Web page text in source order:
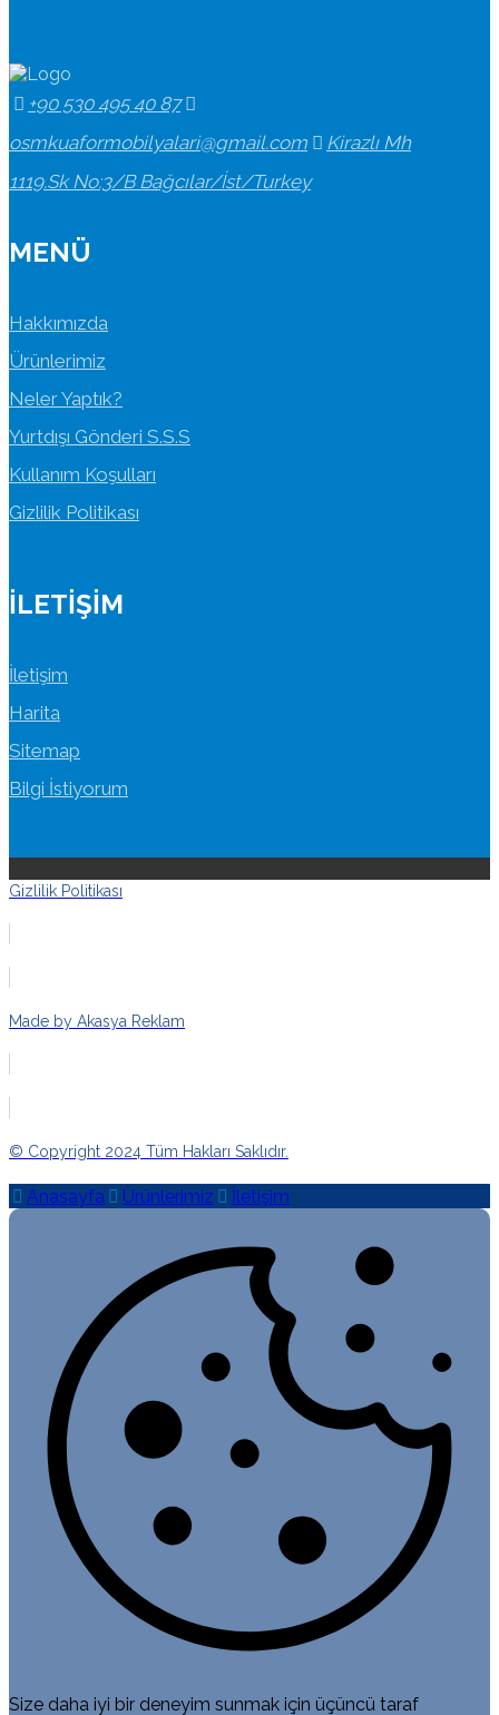
+90 530 495 40 87
osmkuaformobilyalari@gmail.com
Kirazlı Mh
1119.Sk No:3/B Bağcılar/İst/Turkey
MENÜ
Hakkımızda
Ürünlerimiz
Neler Yaptık?
Yurtdışı Gönderi S.S.S
Kullanım Koşulları
Gizlilik Politikası
İLETIŞIM
İletişim
Harita
Sitemap
Bilgi İstiyorum
Gizlilik Politikası
Made by Akasya Reklam
© Copyright 2024 Tüm Hakları Saklıdır.
Anasayfa Ürünlerimiz İletişim
Size daha iyi bir deneyim sunmak için üçüncü taraf